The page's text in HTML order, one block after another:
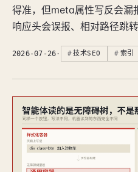
得准，但meta属性写反会漏
响应头会误报、相对路径跳转
2026-07-26 · 技术SEO 索引